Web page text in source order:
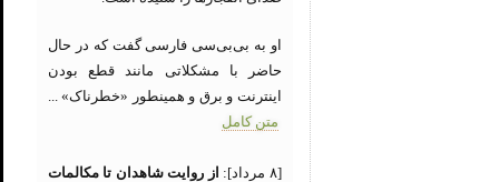
او به بی‌بی‌سی فارسی گفت که در حال
حاضر با مشکلاتی مانند قطع بودن
اینترنت و برق و همینطور «خطرناک» ...
متن کامل
[۸ مرداد]:
از روایت شاهدان تا مکالمات